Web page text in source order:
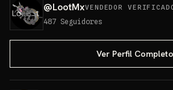
@LootMxVENDEDOR
487 Seguidores
Ver Perfil Completo